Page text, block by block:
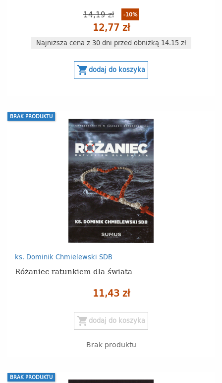
14,19 zł -10%
12,77 zł
Najniższa cena z 30 dni przed obniżką 14.15 zł
shopping_cartdodaj do koszyka
ks. Dominik Chmielewski SDB
Różaniec ratunkiem dla świata
11,43 zł
BRAK PRODUKTU
shopping_cart dodaj do koszyka
Brak produktu
BRAK PRODUKTU